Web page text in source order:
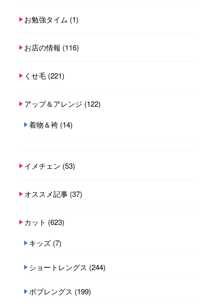
お勉強タイム (1)
お店の情報 (116)
くせ毛 (221)
アップ＆アレンジ (122)
着物＆袴 (14)
イメチェン (53)
オススメ記事 (37)
カット (623)
キッズ (7)
ショートレングス (244)
ボブレングス (199)